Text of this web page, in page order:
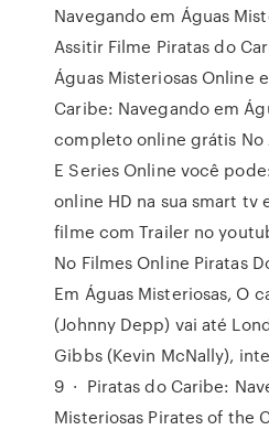
Navegando em Águas
Assitir Filme Piratas do
Águas Misteriosas Online
Caribe: Navegando em
completo online grátis No
E Series Online você
online HD na sua smart tv
filme com Trailer no
No Filmes Online Piratas
Em Águas Misteriosas, O
(Johnny Depp) vai até
Gibbs (Kevin McNally),
9 · Piratas do Caribe:
Misteriosas Pirates of the